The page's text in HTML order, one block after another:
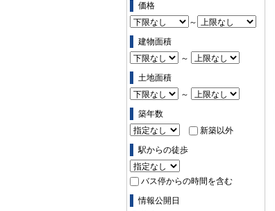
価格
～
建物面積
～
土地面積
～
築年数
新築以外
駅からの徒歩
バス停からの時間を含む
情報公開日